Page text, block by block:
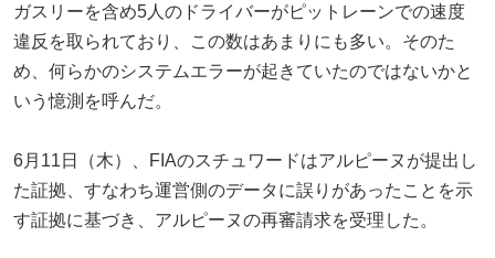
ガスリーを含め5人のドライバーがピットレーンでの速度
違反を取られており、この数はあまりにも多い。そのた
め、何らかのシステムエラーが起きていたのではないかと
いう憶測を呼んだ。
6月11日（木）、FIAのスチュワードはアルピーヌが提出し
た証拠、すなわち運営側のデータに誤りがあったことを示
す証拠に基づき、アルピーヌの再審請求を受理した。